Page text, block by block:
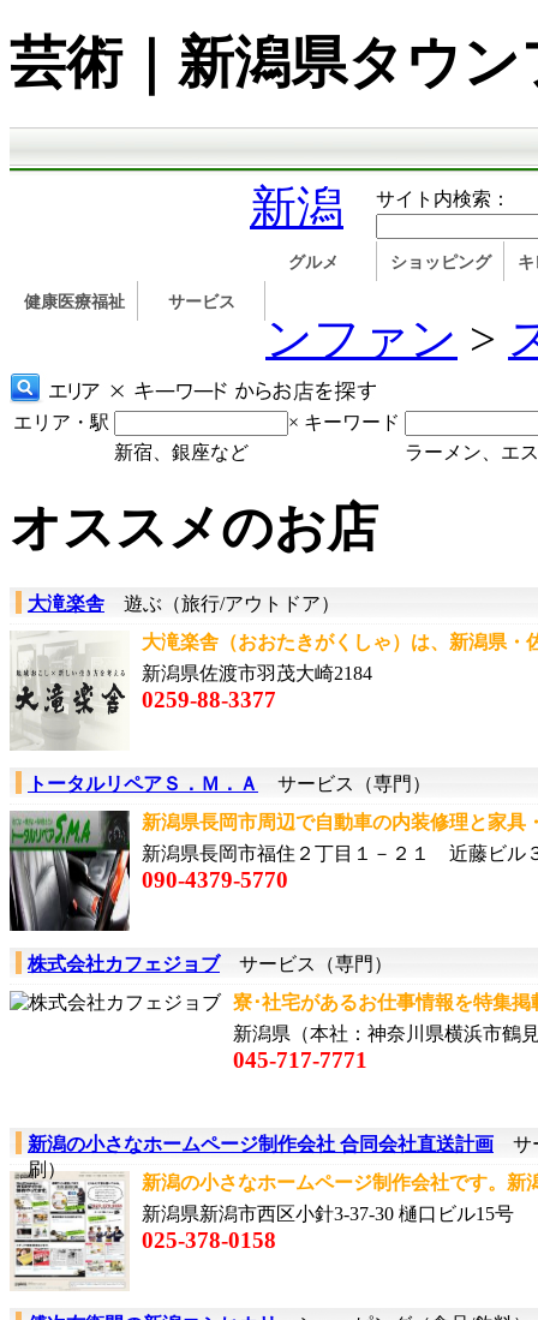
芸術｜新潟県タウン
サイト内検索：
グルメ ショッピング
健康医療福祉 サービス
新潟
ンファン >
エリア・駅 × キーワード
新宿、銀座など
ラーメン、エ
オススメのお店
大滝楽舎 遊ぶ（旅行/アウトドア）
大滝楽舎（おおたきがくしゃ）は、新潟県
新潟県佐渡市羽茂大崎2184
0259-88-3377
トータルリペアＳ．Ｍ．Ａ
サービス（専門）
新潟県長岡市周辺で自動車の内装修理と家
新潟県長岡市福住２丁目１－２１ 近藤ビル
090-4379-5770
株式会社カフェジョブサービス（専門）
寮･社宅があるお仕事情報を特集
新潟県（本社：神奈川県横浜市鶴
045-717-7771
新潟の小さなホームページ制作会社 合同会社直送計画 サ
刷）
新潟の小さなホームページ制作会社です。
新潟県新潟市西区小針3-37-30 樋口ビル15号
025-378-0158